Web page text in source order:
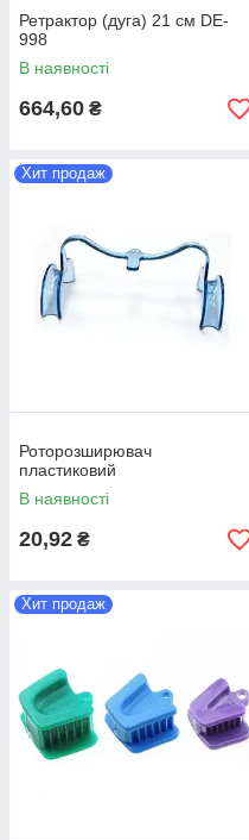
Ретрактор (дуга) 21 см DE-
998
В наявності
664,60 ₴
Хит продаж
Роторозширювач
пластиковий
В наявності
20,92 ₴
Хит продаж